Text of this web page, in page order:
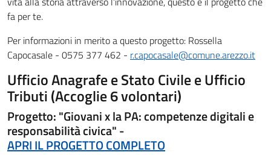
fa per te.
Per informazioni in merito a questo progetto: Rossella
Capocasale - 0575 377 462 - r.capocasale@comune.arezzo.it
Ufficio Anagrafe e Stato Civile e Ufficio
Tributi (Accoglie 6 volontari)
Progetto: "Giovani x la PA: competenze digitali e
responsabilità civica" -
APRI IL PROGETTO COMPLETO